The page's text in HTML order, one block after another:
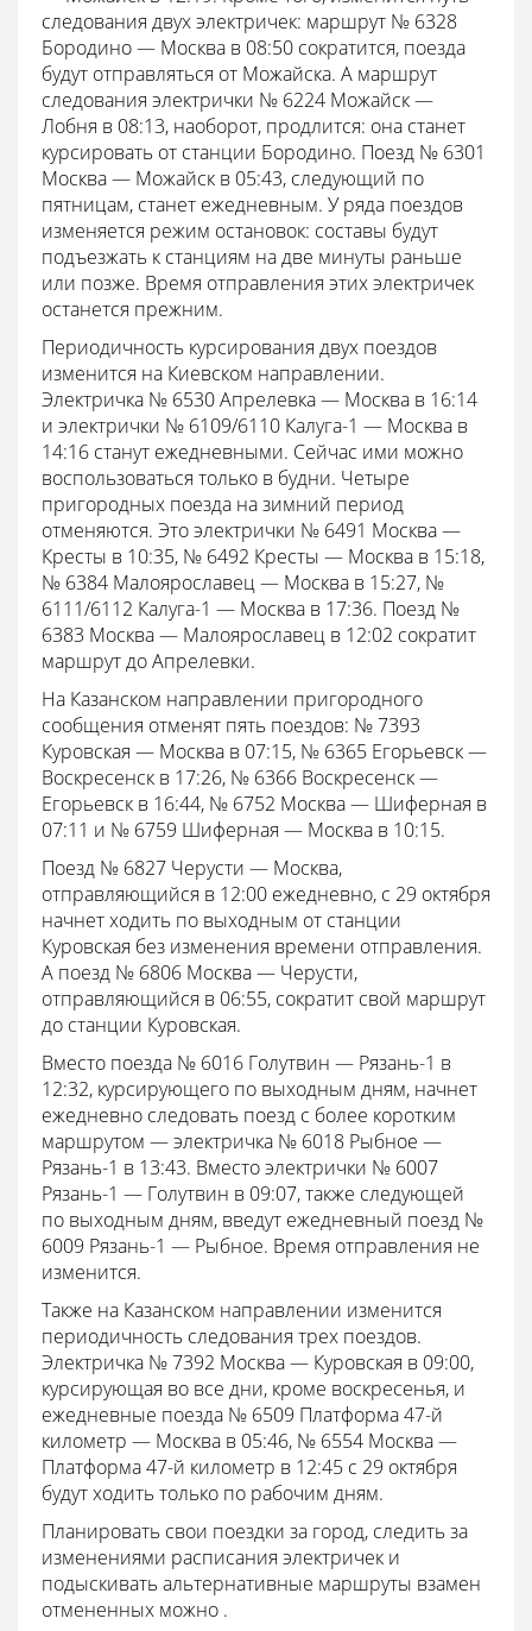
следования двух электричек: маршрут № 6328
Бородино — Москва в 08:50 сократится, поезда
будут отправляться от Можайска. А маршрут
следования электрички № 6224 Можайск —
Лобня в 08:13, наоборот, продлится: она станет
курсировать от станции Бородино. Поезд № 6301
Москва — Можайск в 05:43, следующий по
пятницам, станет ежедневным. У ряда поездов
изменяется режим остановок: составы будут
подъезжать к станциям на две минуты раньше
или позже. Время отправления этих электричек
останется прежним.
Периодичность курсирования двух поездов
изменится на Киевском направлении.
Электричка № 6530 Апрелевка — Москва в 16:14
и электрички № 6109/6110 Калуга-1 — Москва в
14:16 станут ежедневными. Сейчас ими можно
воспользоваться только в будни. Четыре
пригородных поезда на зимний период
отменяются. Это электрички № 6491 Москва —
Кресты в 10:35, № 6492 Кресты — Москва в 15:18,
№ 6384 Малоярославец — Москва в 15:27, №
6111/6112 Калуга-1 — Москва в 17:36. Поезд №
6383 Москва — Малоярославец в 12:02 сократит
маршрут до Апрелевки.
На Казанском направлении пригородного
сообщения отменят пять поездов: № 7393
Куровская — Москва в 07:15, № 6365 Егорьевск —
Воскресенск в 17:26, № 6366 Воскресенск —
Егорьевск в 16:44, № 6752 Москва — Шиферная в
07:11 и № 6759 Шиферная — Москва в 10:15.
Поезд № 6827 Черусти — Москва,
отправляющийся в 12:00 ежедневно, с 29 октября
начнет ходить по выходным от станции
Куровская без изменения времени отправления.
А поезд № 6806 Москва — Черусти,
отправляющийся в 06:55, сократит свой маршрут
до станции Куровская.
Вместо поезда № 6016 Голутвин — Рязань-1 в
12:32, курсирующего по выходным дням, начнет
ежедневно следовать поезд с более коротким
маршрутом — электричка № 6018 Рыбное —
Рязань-1 в 13:43. Вместо электрички № 6007
Рязань-1 — Голутвин в 09:07, также следующей
по выходным дням, введут ежедневный поезд №
6009 Рязань-1 — Рыбное. Время отправления не
изменится.
Также на Казанском направлении изменится
периодичность следования трех поездов.
Электричка № 7392 Москва — Куровская в 09:00,
курсирующая во все дни, кроме воскресенья, и
ежедневные поезда № 6509 Платформа 47-й
километр — Москва в 05:46, № 6554 Москва —
Платформа 47-й километр в 12:45 с 29 октября
будут ходить только по рабочим дням.
Планировать свои поездки за город, следить за
изменениями расписания электричек и
подыскивать альтернативные маршруты взамен
отмененных можно .